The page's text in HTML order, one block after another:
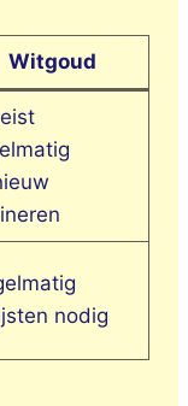
Witgoud
nodig